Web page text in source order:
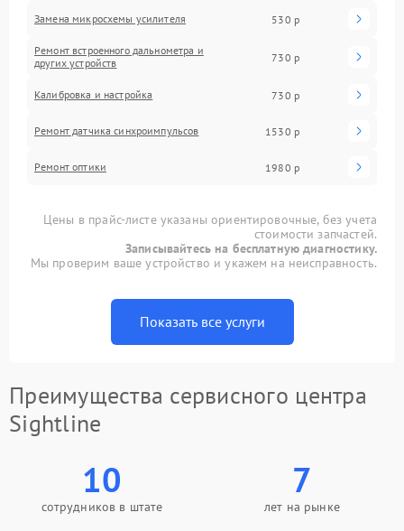
Замена микросхемы усилителя 530 р
Ремонт встроенного дальнометра и
других устройств
730 р
Калибровка и настройка 730 р
Ремонт датчика синхроимпульсов 1530 р
Ремонт оптики 1980 р
Цены в прайс-листе указаны ориентировочные, без учета
стоимости запчастей.
Записывайтесь на бесплатную диагностику.
Мы проверим ваше устройство и укажем на неисправность.
Показать все услуги
Преимущества сервисного центра
Sightline
10
сотрудников в штате
7
лет на рынке